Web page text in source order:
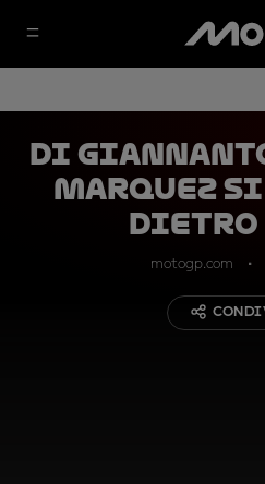
Di
Marquez
dietro
motogp.com